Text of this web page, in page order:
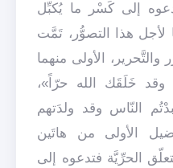
إلى كَسْر ما يُكبِّل
لأجل هذا التصوُّر، تَمَّت
والتَّحرير، الأولى منهما
خَلَقَك الله حرّاً»،
النّاس وقد ولدَتهم
الأولى من هاتَين
الحرِّيَّة فتدعوه إلى